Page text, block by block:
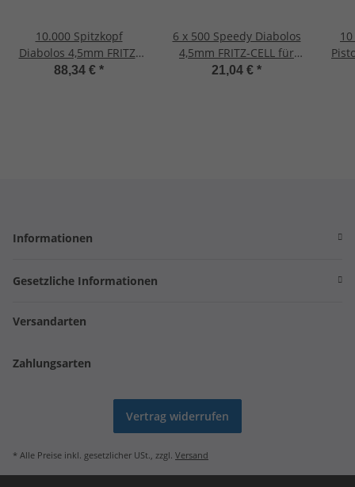
10.000 Spitzkopf
Diabolos 4,5mm FRITZ-
88,34 € *
6 x 500 Speedy Diabolos
4,5mm FRITZ-CELL für
Luftgewehr Luftpistole
21,04 € *
Informationen
Gesetzliche Informationen
Versandarten
Zahlungsarten
Vertrag widerrufen
* Alle Preise inkl. gesetzlicher USt., zzgl. Versand